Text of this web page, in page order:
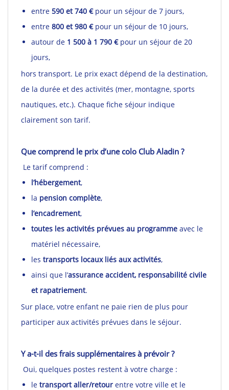
entre 590 et 740 €pour un séjour de 7 jours,
entre 800 et 980 €pour un séjour de 10 jours,
autour de 1 500 à 1 790 €pour un séjour de 20
jours,
hors transport. Le prix exact dépend de la destination,
de la durée et des activités (mer, montagne, sports
nautiques, etc.). Chaque fiche séjour indique
clairement son tarif.
Que comprend le prix d’une colo Club Aladin ?
Le tarif comprend :
l’hébergement,
la pension complète,
l’encadrement,
toutes les activités prévues au programme avec le
matériel nécessaire,
les transports locaux liés aux activités,
ainsi que l’assurance accident, responsabilité civile
et rapatriement.
Sur place, votre enfant ne paie rien de plus pour
participer aux activités prévues dans le séjour.
Y a-t-il des frais supplémentaires à prévoir ?
Oui, quelques postes restent à votre charge :
le transport aller/retour entre votre ville et le